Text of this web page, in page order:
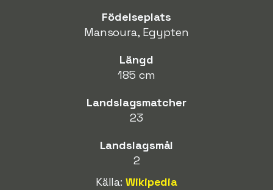
Födelseplats
Mansoura, Egypten
Längd
185 cm
Landslagsmatcher
23
Landslagsmål
2
Källa:Wikipedia